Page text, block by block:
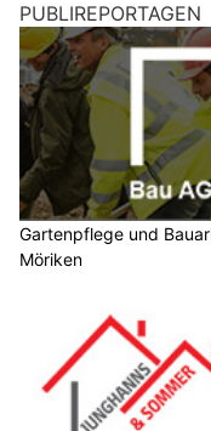
PUBLIREPORTAGEN
Gartenpflege und
Möriken